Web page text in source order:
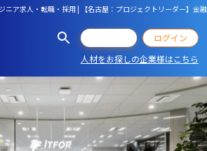
ニア求人・転職・採用 | 【名古屋：プロジェクトリーダー】
ログイン
人材をお探しの企業様はこちら